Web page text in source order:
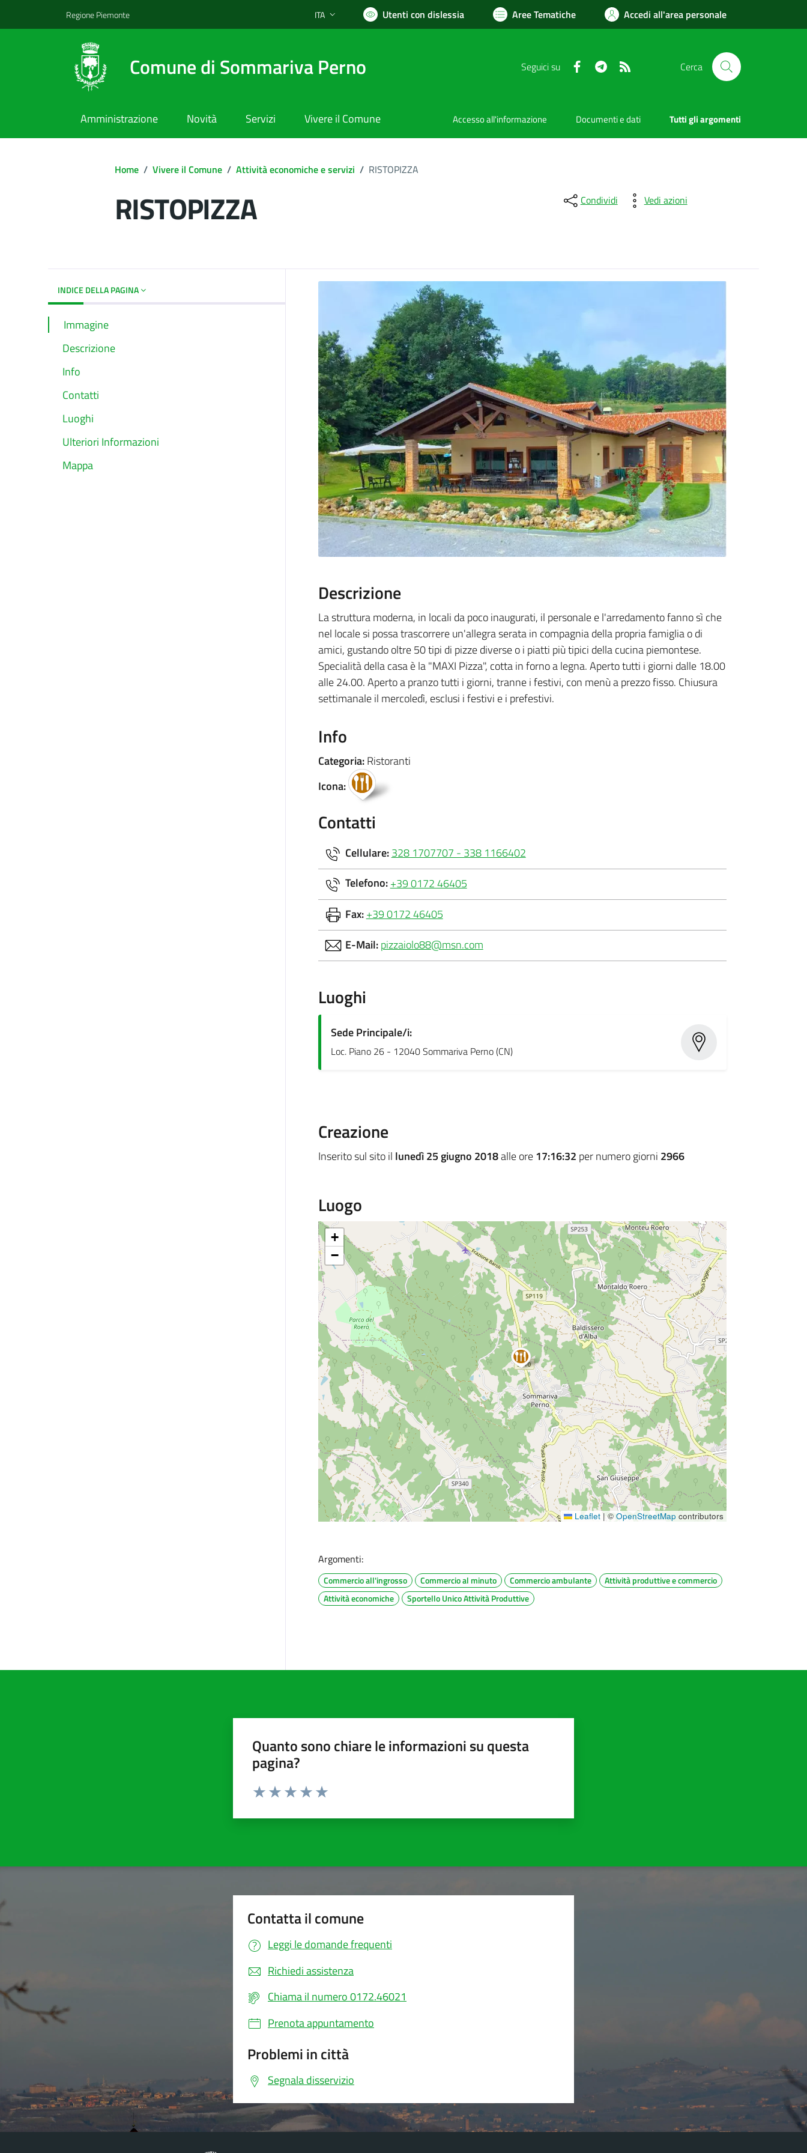
Regione Piemonte Lingua attiva:
ITA Utenti con dislessia Aree Tematiche Accedi all'area personale
Comune di Sommariva Perno Seguici su FacebookTelegram Cerca
Amministrazione Novità Servizi Vivere il Comune Accesso all'informazione Documenti e dati Tutti gli argomenti
Home / Vivere il Comune / Attività economiche e servizi / RISTOPIZZA
RISTOPIZZA Condividi Vedi azioni
INDICE DELLA PAGINA
Immagine
Descrizione
Info
Contatti
Luoghi
Ulteriori Informazioni
Mappa
Descrizione
La struttura moderna, in locali da poco inaugurati, il personale e l'arredamento fanno sì che
nel locale si possa trascorrere un'allegra serata in compagnia della propria famiglia o di
amici, gustando oltre 50 tipi di pizze diverse o i piatti più tipici della cucina piemontese.
Specialità della casa è la "MAXI Pizza", cotta in forno a legna. Aperto tutti i giorni dalle 18.00
alle 24.00. Aperto a pranzo tutti i giorni, tranne i festivi, con menù a prezzo fisso. Chiusura
settimanale il mercoledì, esclusi i festivi e i prefestivi.
Info
Categoria:Ristoranti
Icona:
Contatti
Cellulare:328 1707707 - 338 1166402
Telefono:+39 0172 46405
Fax:+39 0172 46405
E-Mail:pizzaiolo88@msn.com
Luoghi
Sede Principale/i:
Loc. Piano 26 - 12040 Sommariva Perno (CN)
Creazione
Inserito sul sito il lunedì 25 giugno 2018alle ore17:16:32 per numero giorni 2966
Luogo
+
−
Leaflet | © OpenStreetMap contributors
Argomenti:
Commercio all'ingrosso Commercio al minuto Commercio ambulante
Attività produttive e commercio
Attività economiche
Sportello Unico Attività Produttive
Quanto sono chiare le informazioni su questa
pagina?
Valuta da 1 a 5 stelle la pagina
Contatta il comune
Leggi le domande frequenti
Richiedi assistenza
Chiama il numero 0172.46021
Prenota appuntamento
Problemi in città
Segnala disservizio